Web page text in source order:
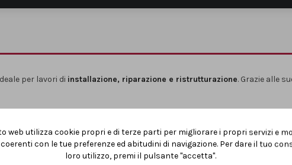
per lavori di installazione, riparazione e ristrutturazione. Grazie alle
inclinazioni fino a in meno di 5 secondi e segnala eventuali errori
operative.
anche per i lavori più delicati. Inoltre, lalivella digitale integrata
web utilizza cookie propri e di terze parti per migliorare i propri servizi e
con le tue preferenze ed abitudini di navigazione. Per dare il tuo
loro utilizzo, premi il pulsante "accetta".